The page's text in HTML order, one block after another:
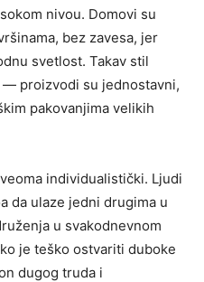
nivou. Domovi su
bez zavesa, jer
svetlost. Takav stil
proizvodi su jednostavni,
pakovanjima velikih
individualistički. Ljudi
da ulaze jedni drugima u
u svakodnevnom
je teško ostvariti duboke
dugog truda i